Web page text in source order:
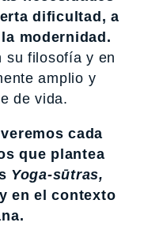
dificultad, a
modernidad.
su filosofía y en
amplio y
de vida.
cada
que plantea
Yoga-sūtras,
en el contexto